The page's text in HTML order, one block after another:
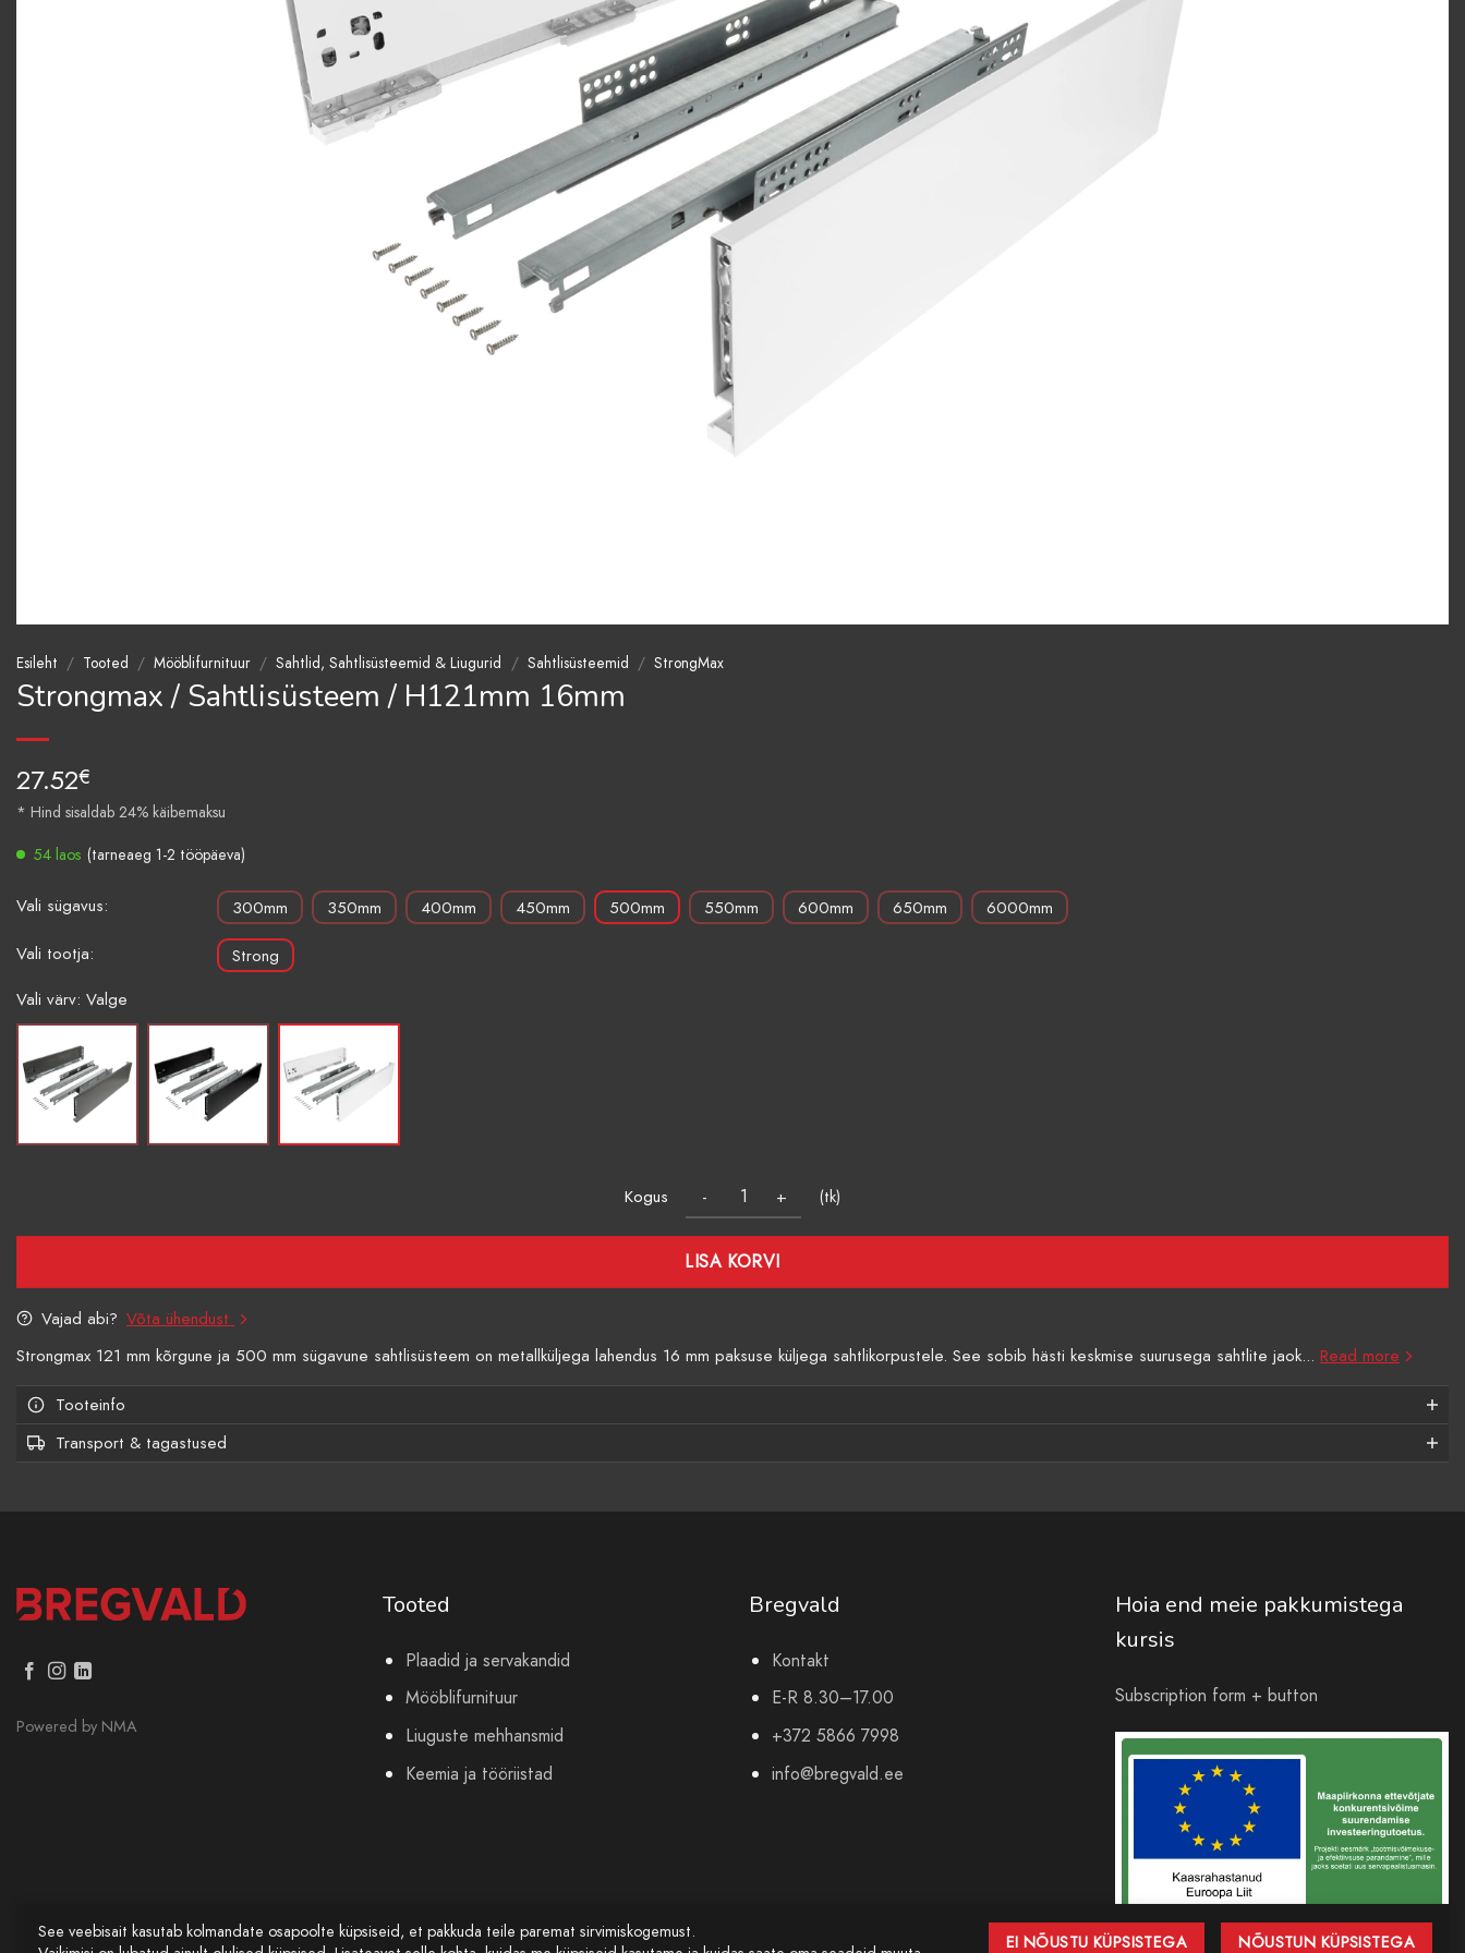
See veebisait kasutab kolmandate osapoolte küpsiseid, et pakkuda teile paremat sirvimiskogemust.
EI NÕUSTU KÜPSISTEGA NÕUSTUN KÜPSISTEGA
Esileht / Tooted / Mööblifurnituur / Sahtlid, Sahtlisüsteemid & Liugurid / Sahtlisüsteemid / StrongMax
Strongmax / Sahtlisüsteem / H121mm 16mm
27.52€
* Hind sisaldab 24% käibemaksu
54 laos (tarneaeg 1-2 tööpäeva)
Vali sügavus: 300mm 350mm 400mm 450mm 500mm 550mm 600mm 650mm
6000mm
Vali tootja:
Strong
Vali värv: Valge
Kogus (tk)
LISA KORVI
Vajad abi? Võta ühendust
Strongmax 121 mm kõrgune ja 500 mm sügavune sahtlisüsteem on metallküljega lahendus 16 mm paksuse küljega sahtlikorpustele. See sobib hästi keskmise suurusega sahtlite jaok... Read more
Tooteinfo
Transport & tagastused
Powered by NMA
Tooted
Plaadid ja servakandid
Mööblifurnituur
Liuguste mehhansmid
Keemia ja tööriistad
Bregvald
Kontakt
E-R 8.30–17.00
+372 5866 7998
info@bregvald.ee
Hoia end meie pakkumistega
kursis
Subscription form + button